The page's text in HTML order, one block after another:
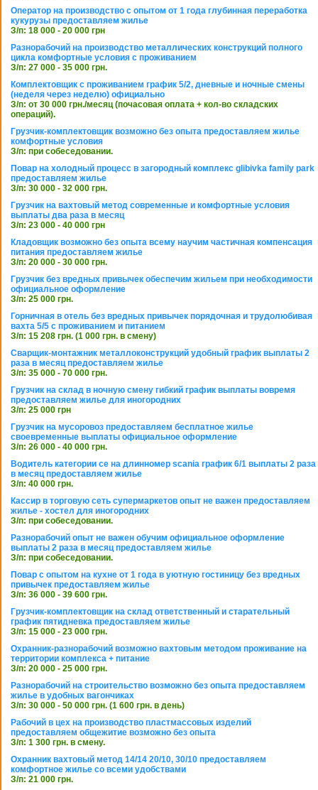
Оператор на производство с опытом от 1 года глубинная переработка
кукурузы предоставляем жилье
З/п: 18 000 - 20 000 грн
Разнорабочий на производство металлических конструкций полного
цикла комфортные условия с проживанием
З/п: 27 000 - 35 000 грн.
Комплектовщик с проживанием график 5/2, дневные и ночные смены
(неделя через неделю) официально
З/п: от 30 000 грн./месяц (почасовая оплата + кол-во складских
операций).
Грузчик-комплектовщик возможно без опыта предоставляем жилье
комфортные условия
З/п: при собеседовании.
Повар на холодный процесс в загородный комплекс glibivka family park
предоставляем жилье
З/п: 30 000 - 32 000 грн.
Грузчик на вахтовый метод современные и комфортные условия
выплаты два раза в месяц
З/п: 23 000 - 40 000 грн
Кладовщик возможно без опыта всему научим частичная компенсация
питания предоставляем жилье
З/п: 20 000 - 30 000 грн.
Грузчик без вредных привычек обеспечим жильем при необходимости
официальное оформление
З/п: 25 000 грн.
Горничная в отель без вредных привычек порядочная и трудолюбивая
вахта 5/5 с проживанием и питанием
З/п: 15 208 грн. (1 000 грн. в смену)
Сварщик-монтажник металлоконструкций удобный график выплаты 2
раза в месяц предоставляем жилье
З/п: 35 000 - 70 000 грн.
Грузчик на склад в ночную смену гибкий график выплаты вовремя
предоставляем жилье для иногородних
З/п: 25 000 грн
Грузчик на мусоровоз предоставляем бесплатное жилье
своевременные выплаты официальное оформление
З/п: 26 000 - 40 000 грн.
Водитель категории се на длинномер scania график 6/1 выплаты 2 раза
в месяц предоставляем жилье
З/п: 40 000 грн.
Кассир в торговую сеть супермаркетов опыт не важен предоставляем
жилье - хостел для иногородних
З/п: при собеседовании.
Разнорабочий опыт не важен обучим официальное оформление
выплаты 2 раза в месяц предоставляем жилье
З/п: при собеседовании.
Повар с опытом на кухне от 1 года в уютную гостиницу без вредных
привычек предоставляем жилье
З/п: 36 000 - 39 600 грн.
Грузчик-комплектовщик на склад ответственный и старательный
график пятидневка предоставляем жилье
З/п: 15 000 - 23 000 грн.
Охранник-разнорабочий возможно вахтовым методом проживание на
территории комплекса + питание
З/п: 20 000 - 25 000 грн.
Разнорабочий на строительство возможно без опыта предоставляем
жилье в удобных вагончиках
З/п: 30 000 - 50 000 грн. (1 600 грн. в день)
Рабочий в цех на производство пластмассовых изделий
предоставляем общежитие возможно без опыта
З/п: 1 300 грн. в смену.
Охранник вахтовый метод 14/14 20/10, 30/10 предоставляем
комфортное жилье со всеми удобствами
З/п: 21 000 грн.